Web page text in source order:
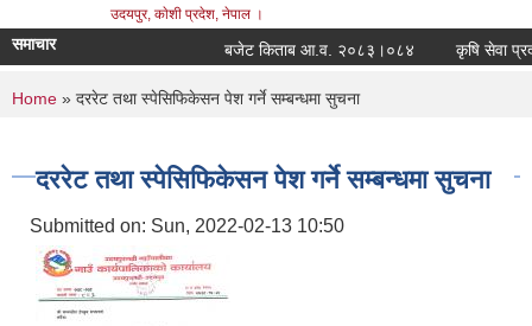
उदयपुर, काेशी प्रदेश, नेपाल ।
समाचार बजेट किताब आ.व. २०८३।०८४ कृषि सेवा
You are here
Home » दररेट तथा स्पेसिफिकेसन पेश गर्ने सम्बन्धमा सुचना
दररेट तथा स्पेसिफिकेसन पेश गर्ने सम्बन्धमा सुचना
Submitted on: Sun, 2022-02-13 10:50